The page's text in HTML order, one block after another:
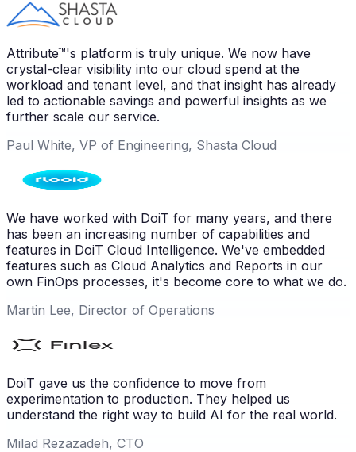
Attribute™'s platform is truly unique. We now have
crystal-clear visibility into our cloud spend at the
workload and tenant level, and that insight has already
led to actionable savings and powerful insights as we
further scale our service.
Paul White, VP of Engineering, Shasta Cloud
We have worked with DoiT for many years, and there
has been an increasing number of capabilities and
features in DoiT Cloud Intelligence. We've embedded
features such as Cloud Analytics and Reports in our
own FinOps processes, it's become core to what we do.
Martin Lee, Director of Operations
DoiT gave us the confidence to move from
experimentation to production. They helped us
understand the right way to build AI for the real world.
Milad Rezazadeh, CTO